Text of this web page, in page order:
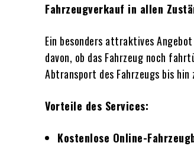
Fahrzeugverkauf in allen
Ein besonders attraktives
davon, ob das Fahrzeug noch
Abtransport des Fahrzeugs bis hin
Vorteile des Services:
Kostenlose Online-